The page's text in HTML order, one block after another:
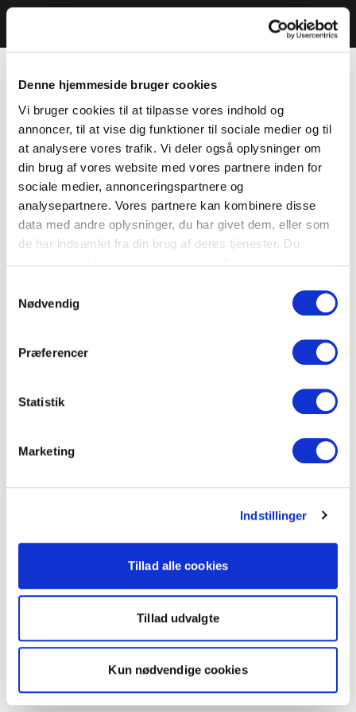
Denne hjemmeside bruger cookies
Vi bruger cookies til at tilpasse vores indhold og
annoncer, til at vise dig funktioner til sociale medier og til
at analysere vores trafik. Vi deler også oplysninger om
din brug af vores website med vores partnere inden for
sociale medier, annonceringspartnere og
analysepartnere. Vores partnere kan kombinere disse
data med andre oplysninger, du har givet dem, eller som
de har indsamlet fra din brug af deres tjenester. Du
Nødvendig
Præferencer
Statistik
Marketing
Indstillinger
Tillad alle cookies
Tillad udvalgte
Kun nødvendige cookies